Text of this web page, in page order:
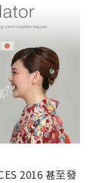
2016 甚至發